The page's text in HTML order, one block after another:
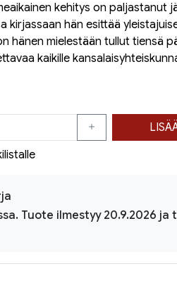
kehitys on paljastanut
kirjassaan hän esittää
hänen mielestään tullut tiensä
kaikille
Tuote ilmestyy 20.9.2026 ja